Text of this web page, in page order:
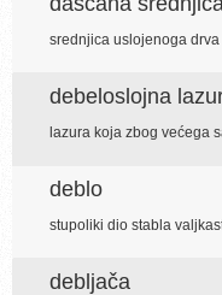
srednjica uslojenoga
debeloslojna
lazura koja zbog većega
deblo
stupoliki dio stabla
debljača